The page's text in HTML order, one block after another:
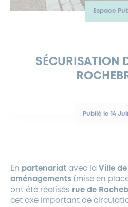
EAU POTABLE ET
DÉCLARATION DE
LOCATION DE SALLES
INFORMATIONS PRATIQUES
FERMETURES
PANNEAUX D’AFFICHAGE
DÉVELOPPEMENT DURABLE
DEMANDE D’ABATTAGE
Espace
SÉCURISATION
Publié le 14
En partenariat avec la Ville
aménagements (mise en
ont été réalisés rue de
cet axe important de